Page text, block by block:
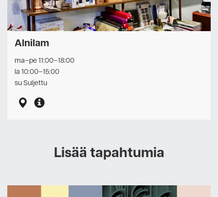
Alnilam
ma–pe 11:00–18:00
la 10:00–15:00
su Suljettu
Lisää tapahtumia